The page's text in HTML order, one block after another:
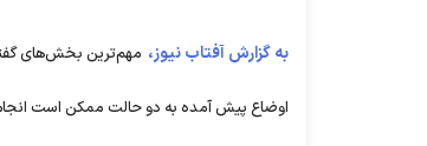
به گزارش آفتاب نیوز، مهم‌ترین بخش‌های
اوضاع پیش آمده به دو حالت ممکن است